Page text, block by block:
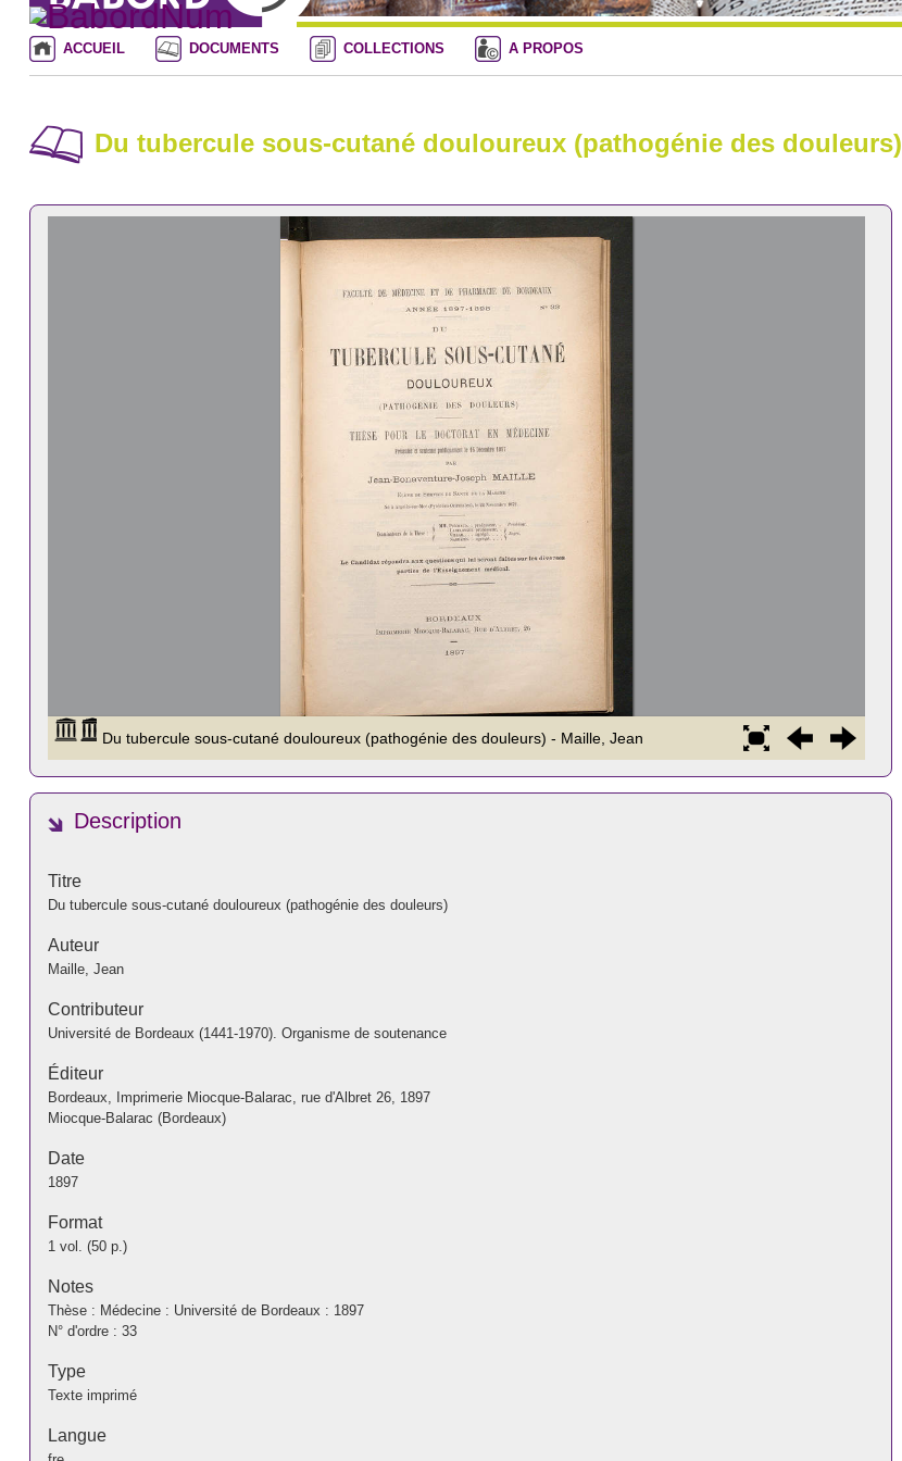
ACCUEIL DOCUMENTS COLLECTIONS A PROPOS
Du tubercule sous-cutané douloureux (pathogénie des douleurs)
Description
Titre
Du tubercule sous-cutané douloureux (pathogénie des douleurs)
Auteur
Maille, Jean
Contributeur
Université de Bordeaux (1441-1970). Organisme de soutenance
Éditeur
Bordeaux, Imprimerie Miocque-Balarac, rue d'Albret 26, 1897
Miocque-Balarac (Bordeaux)
Date
1897
Format
1 vol. (50 p.)
Notes
Thèse : Médecine : Université de Bordeaux : 1897
N° d'ordre : 33
Type
Texte imprimé
Langue